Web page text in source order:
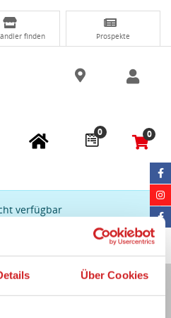
Über Cookies
finden Prospekte
0 0
verfügbar
Laufenden...